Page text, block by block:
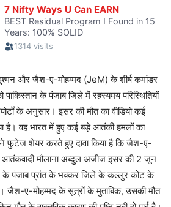
और जैश-ए-मोहम्मद (JeM) के शीर्ष कमांडर
के पंजाब जिले में रहस्यमय परिस्थितियों
के अनुसार। इसर की मौत का वीडियो कई
है। वह भारत में हुए कई बड़े आतंकी हमलों का
फुटेज शेयर करते हुए दावा किया है कि जैश-ए-
आतंकवादी मौलाना अब्दुल अजीज इसर की 2 जून
के पंजाब प्रांत के भक्कर जिले के कल्लुर कोट के
जैश-ए-मोहम्मद के सूत्रों के मुताबिक, उसकी मौत